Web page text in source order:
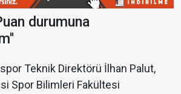
durumuna
Teknik Direktörü İlhan Palut,
Spor Bilimleri Fakültesi